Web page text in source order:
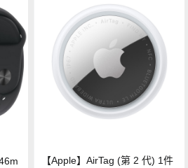
【Apple】AirTag (第 2 代) 1件